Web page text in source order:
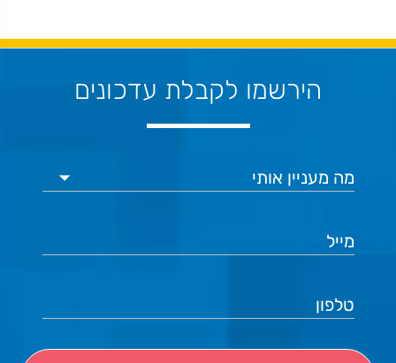
הירשמו לקבלת עדכונים